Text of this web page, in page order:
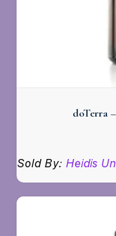
doTerra
Sold By: Heidis